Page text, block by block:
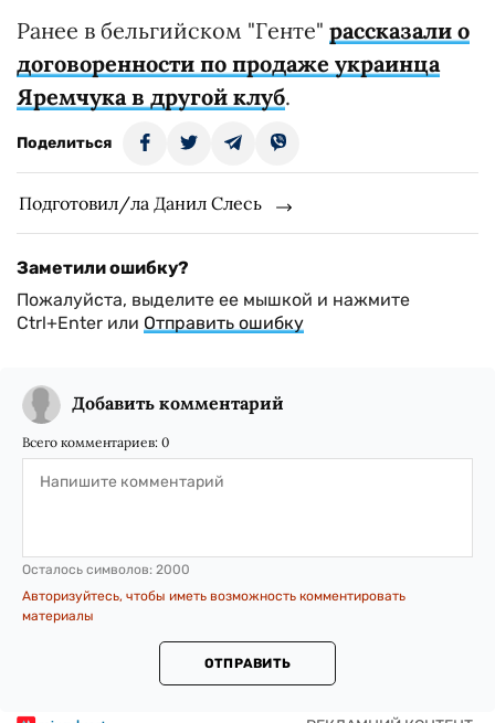
Ранее в бельгийском "Генте" рассказали о
договоренности по продаже украинца
Яремчука в другой клуб.
Поделиться
Подготовил/ла Данил Слесь
Заметили ошибку?
Пожалуйста, выделите ее мышкой и нажмите
Ctrl+Enter или Отправить ошибку
Добавить комментарий
Всего комментариев: 0
Осталось символов: 2000
Авторизуйтесь, чтобы иметь возможность комментировать
материалы
ОТПРАВИТЬ